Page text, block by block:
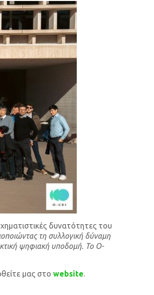
δυνατότητες του
τη συλλογική δύναμη
ψηφιακή υποδομή. Το O-
μας στο website.